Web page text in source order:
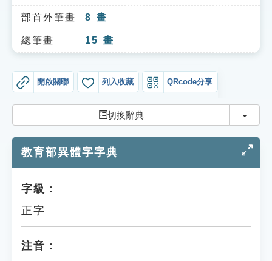
知識索引
單字索引
貓頭鷹博士
部首外筆畫 8 畫
總筆畫 15 畫
開啟關聯 列入收藏 QRcode分享
切換辭典 切換
教育部異體字字典
字級：
正字
注音：